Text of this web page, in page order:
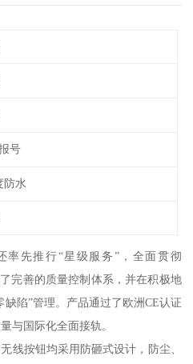
号
防水
率先推行“星级服务”，全面贯彻
完善的质量控制体系，并在积极地
缺陷”管理。产品通过了欧洲CE认证
与国际化全面接轨。
线按钮均采用防砸式设计，防尘、